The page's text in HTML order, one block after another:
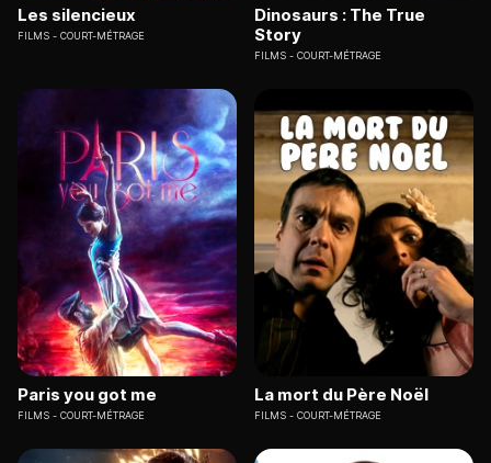
Les silencieux
FILMS COURT-MÉTRAGE
Dinosaurs : The True
Story
FILMS COURT-MÉTRAGE
Paris you got me
FILMS COURT-MÉTRAGE
La mort du Père Noël
FILMS COURT-MÉTRAGE